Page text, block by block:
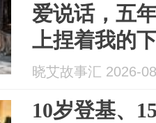
爱说话，五
上捏着我的
你寡言，朕
晓艾故事汇 2026-
10岁登基、